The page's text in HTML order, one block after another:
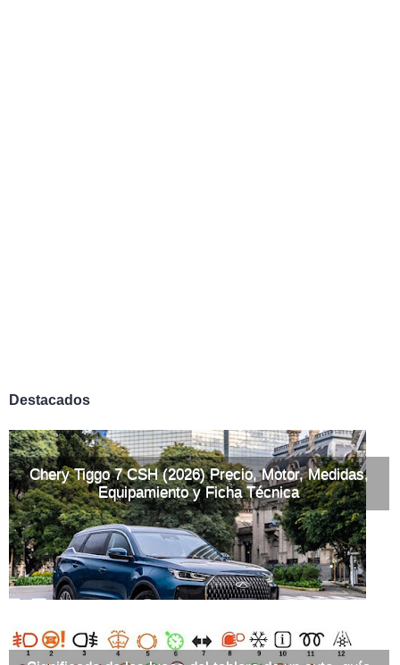
Destacados
Chery Tiggo 7 CSH (2026) Precio, Motor, Medidas,
Equipamiento y Ficha Técnica